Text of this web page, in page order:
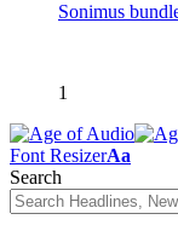
Sonimus
1
Font ResizerAa
Search